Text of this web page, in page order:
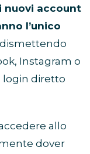
i nuovi account
l’unico
Instagram o
login diretto
allo
dover